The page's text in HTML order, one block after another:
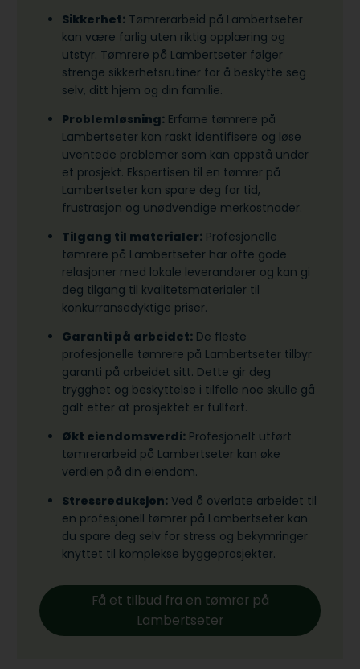
Sikkerhet: Tømrerarbeid på Lambertseter
kan være farlig uten riktig opplæring og
utstyr. Tømrere på Lambertseter følger
strenge sikkerhetsrutiner for å beskytte seg
selv, ditt hjem og din familie.
Problemløsning: Erfarne tømrere på
Lambertseter kan raskt identifisere og løse
uventede problemer som kan oppstå under
et prosjekt. Ekspertisen til en tømrer på
Lambertseter kan spare deg for tid,
frustrasjon og unødvendige merkostnader.
Tilgang til materialer: Profesjonelle
tømrere på Lambertseter har ofte gode
relasjoner med lokale leverandører og kan gi
deg tilgang til kvalitetsmaterialer til
konkurransedyktige priser.
Garanti på arbeidet: De fleste
profesjonelle tømrere på Lambertseter tilbyr
garanti på arbeidet sitt. Dette gir deg
trygghet og beskyttelse i tilfelle noe skulle gå
galt etter at prosjektet er fullført.
Økt eiendomsverdi: Profesjonelt utført
tømrerarbeid på Lambertseter kan øke
verdien på din eiendom.
Stressreduksjon: Ved å overlate arbeidet til
en profesjonell tømrer på Lambertseter kan
du spare deg selv for stress og bekymringer
knyttet til komplekse byggeprosjekter.
Få et tilbud fra en tømrer på
Lambertseter